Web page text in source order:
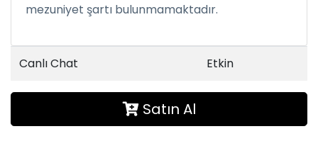
mezuniyet şartı bulunmamaktadır.
Canlı Chat Etkin
Satın Al